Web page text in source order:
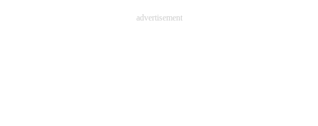
advertisement